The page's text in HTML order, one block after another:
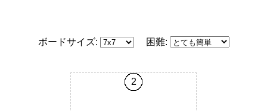
ボードサイズ: 困難:
2